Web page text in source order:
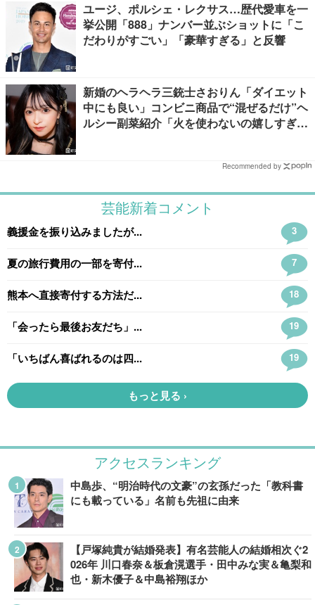
ユージ、ポルシェ・レクサス…歴代愛車を一
挙公開「888」ナンバー並ぶショットに「こ
だわりがすごい」「豪華すぎる」と反響
新婚のヘラヘラ三銃士さおりん「ダイエット
中にも良い」コンビニ商品で“混ぜるだけ”ヘ
ルシー副菜紹介「火を使わないの嬉しすぎ
Recommended by
アクセスランキング
中島歩、“明治時代の文豪”の玄孫だった「教科書
にも載っている」名前も先祖に由来
【戸塚純貴が結婚発表】有名芸能人の結婚相次ぐ2
026年 川口春奈＆板倉滉選手・田中みな実＆亀梨和
也・新木優子＆中島裕翔ほか